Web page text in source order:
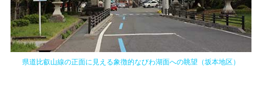
県道比叡山線の正面に見える象徴的なびわ湖面への眺望（坂本地区）